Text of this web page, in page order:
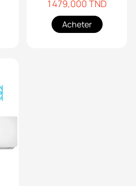
1 479,000 TND
Acheter